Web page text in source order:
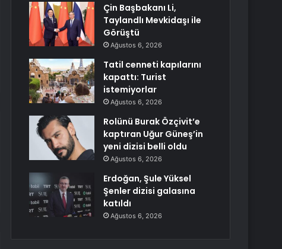
Çin Başbakanı Li,
Taylandlı Mevkidaşı ile
Görüştü
Ağustos 6, 2026
Tatil cenneti kapılarını
kapattı: Turist
istemiyorlar
Ağustos 6, 2026
Rolünü Burak Özçivit’e
kaptıran Uğur Güneş’in
yeni dizisi belli oldu
Ağustos 6, 2026
Erdoğan, Şule Yüksel
Şenler dizisi galasına
katıldı
Ağustos 6, 2026